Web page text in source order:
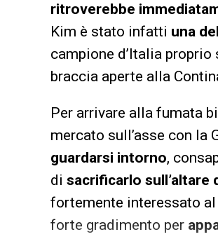
ritroverebbe
Kim è stato infatti una
campione d’Italia
braccia aperte alla
Per arrivare alla fumata
mercato sull’asse con la
guardarsi intorno,
di sacrificarlo sull’altare
fortemente interessato
forte gradimento per